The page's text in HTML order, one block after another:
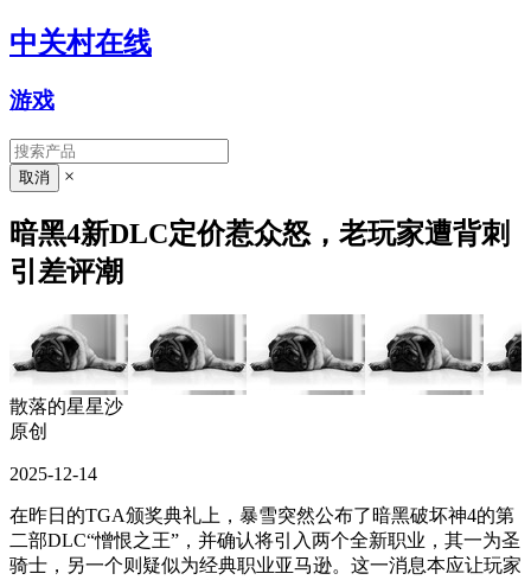
中关村在线
游戏
×
暗黑4新DLC定价惹众怒，老玩家遭背刺
引差评潮
散落的星星沙
原创
2025-12-14
在昨日的TGA颁奖典礼上，暴雪突然公布了暗黑破坏神4的第
二部DLC“憎恨之王”，并确认将引入两个全新职业，其一为圣
骑士，另一个则疑似为经典职业亚马逊。这一消息本应让玩家